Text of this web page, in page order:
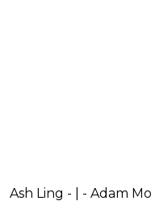
Ash Ling - | - Adam